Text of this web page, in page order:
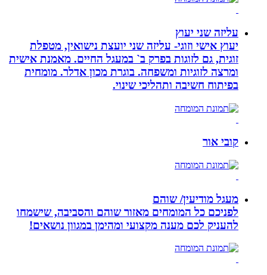
עליזה שני יעוץ
יעוץ אישי וזוגי- עליזה שני יועצת נישואין, מטפלת
זוגית, גם לזוגות בפרק ב` במעגל החיים. מאמנת אישית
ומרצה לזוגיות ומשפחה. בוגרת מכון אדלר. מומחית
בפיתוח חשיבה ותהליכי שינוי.
קובי אור
מעגל מודיעין/ שוהם
לפניכם כל המומחים מאזור שוהם והסביבה, שישמחו
להעניק לכם מענה מקצועי ומהימן במגוון נושאים!